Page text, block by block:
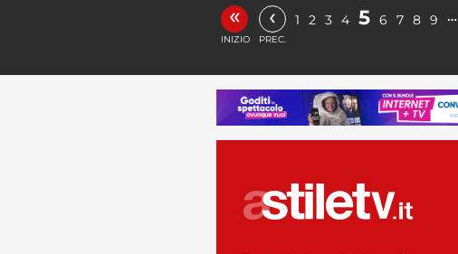
«
INIZIO
‹
PREC.
1 2 3 4 5 6 7 8 9 …